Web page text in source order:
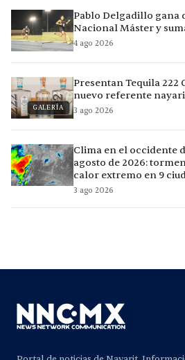
Pablo Delgadillo gana
Nacional Máster y
4 ago 2026
GALERÍA
Presentan Tequila
nuevo referente
3 ago 2026
Clima en el occidente
agosto de 2026:
calor extremo en 9
3 ago 2026